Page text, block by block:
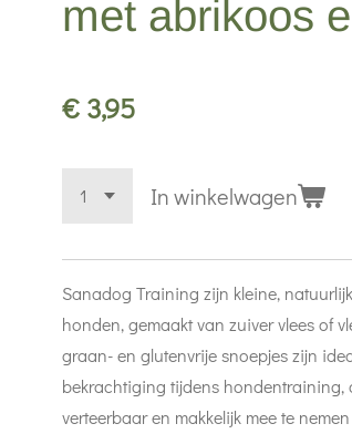
met abrikoos
€ 3,95
In winkelwagen
Sanadog Training zijn kleine,
honden, gemaakt van zuiver vlees of
graan- en glutenvrije snoepjes zijn
bekrachtiging tijdens hondentraining,
verteerbaar en makkelijk mee te